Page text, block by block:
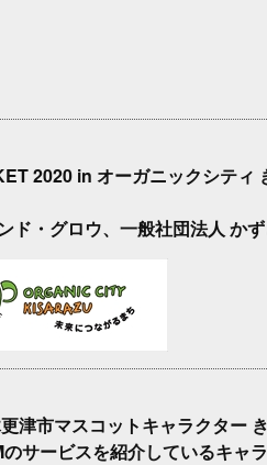
2020 in オーガニックシティ
ド・グロウ、一般社団法人 か
津市マスコットキャラクター
サービスを紹介しているキャ